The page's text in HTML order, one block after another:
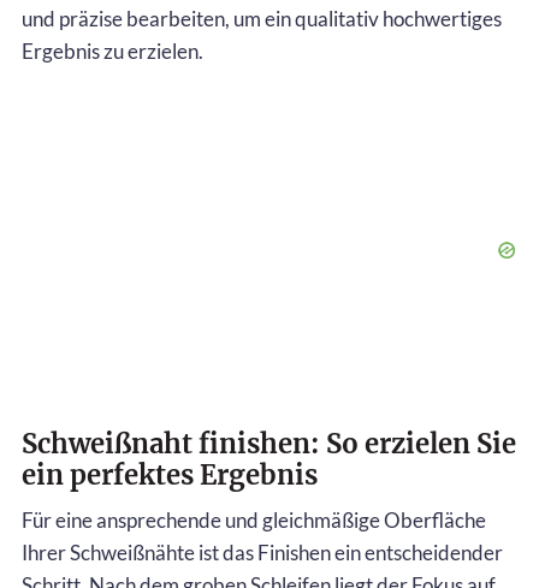
und präzise bearbeiten, um ein qualitativ hochwertiges
Ergebnis zu erzielen.
Schweißnaht finishen: So erzielen Sie
ein perfektes Ergebnis
Für eine ansprechende und gleichmäßige Oberfläche
Ihrer Schweißnähte ist das Finishen ein entscheidender